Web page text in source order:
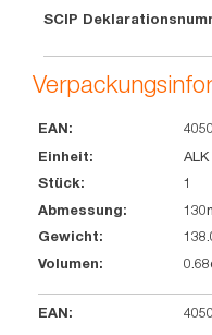
SCIP
EAN Stück
ALK
1